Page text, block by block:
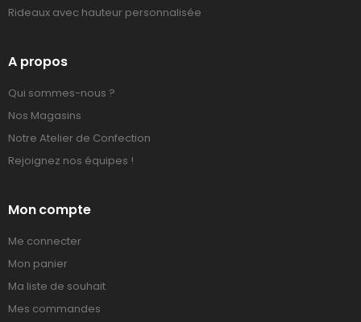
Rideaux avec hauteur personnalisée
A propos
Qui sommes-nous ?
Nos Magasins
Notre Atelier de Confection
Rejoignez nos équipes !
Mon compte
Me connecter
Mon panier
Ma liste de souhait
Mes commandes